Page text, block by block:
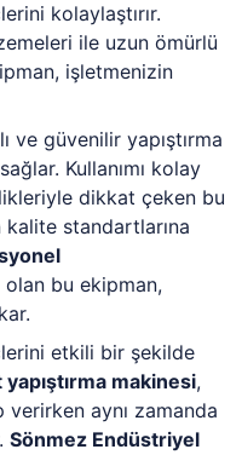
kolaylaştırır.
ile uzun ömürlü
işletmenizin
ve güvenilir yapıştırma
Kullanımı kolay
dikkat çeken bu
kalite standartlarına
bu ekipman,
etkili bir şekilde
makinesi,
verirken aynı zamanda
Sönmez Endüstriyel